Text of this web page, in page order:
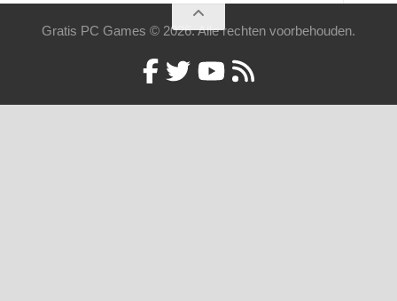
Gratis PC Games © 2026. Alle rechten voorbehouden.